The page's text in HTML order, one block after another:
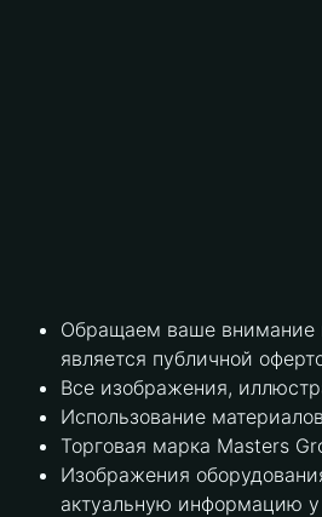
Обращаем ваше внимание
является публичной
Все изображения,
Использование
Торговая марка Masters
Изображения
актуальную информацию